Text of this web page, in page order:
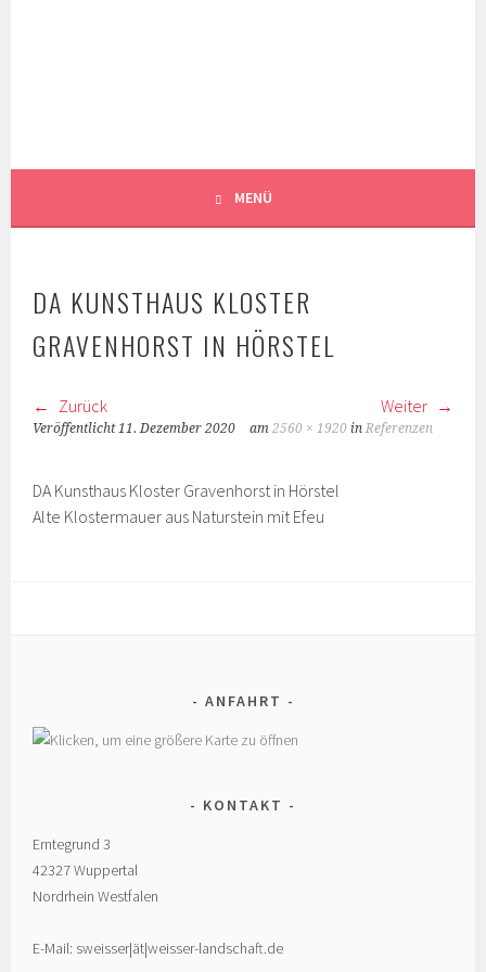
WUPPERTAL
MENÜ
DA KUNSTHAUS KLOSTER
GRAVENHORST IN HÖRSTEL
Zurück Weiter
Veröffentlicht11. Dezember 2020 am2560 × 1920 inReferenzen
DA Kunsthaus Kloster Gravenhorst in Hörstel
Alte Klostermauer aus Naturstein mit Efeu
ANFAHRT
KONTAKT
Erntegrund 3
42327 Wuppertal
Nordrhein Westfalen
E-Mail: sweisser|ät|weisser-landschaft.de